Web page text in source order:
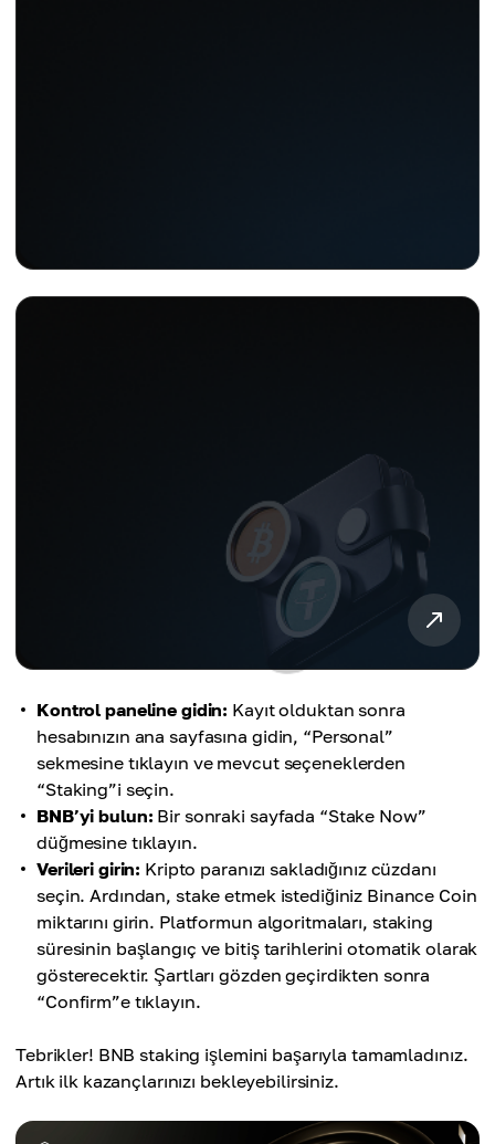
Kontrol paneline gidin: Kayıt olduktan sonra
hesabınızın ana sayfasına gidin, “Personal”
sekmesine tıklayın ve mevcut seçeneklerden
“Staking”i seçin.
BNB’yi bulun: Bir sonraki sayfada “Stake Now”
düğmesine tıklayın.
Verileri girin: Kripto paranızı sakladığınız cüzdanı
seçin. Ardından, stake etmek istediğiniz Binance Coin
miktarını girin. Platformun algoritmaları, staking
süresinin başlangıç ve bitiş tarihlerini otomatik olarak
gösterecektir. Şartları gözden geçirdikten sonra
“Confirm”e tıklayın.
Tebrikler! BNB staking işlemini başarıyla tamamladınız.
Artık ilk kazançlarınızı bekleyebilirsiniz.